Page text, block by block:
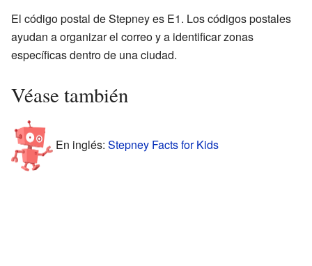
El código postal de Stepney es E1. Los códigos postales
ayudan a organizar el correo y a identificar zonas
específicas dentro de una ciudad.
Véase también
En inglés: Stepney Facts for Kids